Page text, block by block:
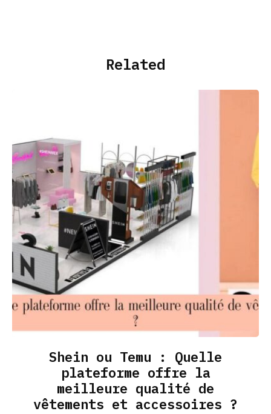
Related
Shein ou Temu : Quelle
plateforme offre la
meilleure qualité de
vêtements et accessoires ?